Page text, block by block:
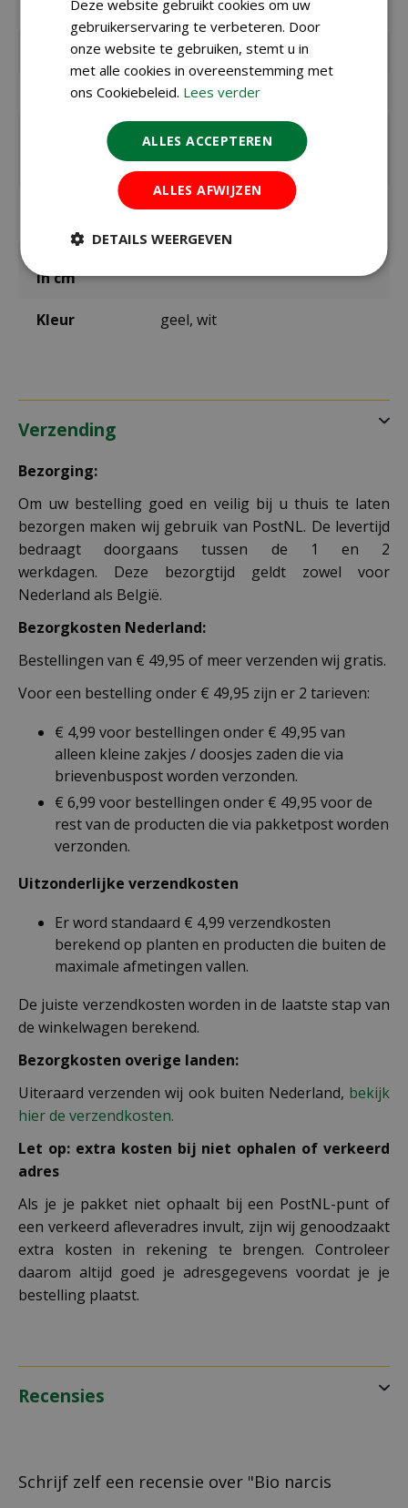
leverancier
Merk Jub
Bolmaat 10/12
september t/m december
april
in cm
Kleur geel, wit
Verzending
Bezorging:
Om uw bestelling goed en veilig bij u thuis te laten
bezorgen maken wij gebruik van PostNL. De levertijd
bedraagt doorgaans tussen de 1 en 2
werkdagen. Deze bezorgtijd geldt zowel voor
Nederland als België.
Bezorgkosten Nederland:
Bestellingen van € 49,95 of meer verzenden wij gratis.
Voor een bestelling onder € 49,95 zijn er 2 tarieven:
€ 4,99 voor bestellingen onder € 49,95 van
alleen kleine zakjes / doosjes zaden die via
brievenbuspost worden verzonden.
€ 6,99 voor bestellingen onder € 49,95 voor de
rest van de producten die via pakketpost worden
verzonden.
Uitzonderlijke verzendkosten
Er word standaard € 4,99 verzendkosten
berekend op planten en producten die buiten de
maximale afmetingen vallen.
De juiste verzendkosten worden in de laatste stap van
de winkelwagen berekend.
Bezorgkosten overige landen:
Uiteraard verzenden wij ook buiten Nederland, bekijk
hier de verzendkosten.
Let op: extra kosten bij niet ophalen of verkeerd
adres
Als je je pakket niet ophaalt bij een PostNL-punt of
een verkeerd afleveradres invult, zijn wij genoodzaakt
extra kosten in rekening te brengen. Controleer
daarom altijd goed je adresgegevens voordat je je
bestelling plaatst.
Recensies
Schrijf zelf een recensie over "Bio narcis
Deze website gebruikt cookies om uw
gebruikerservaring te verbeteren. Door
onze website te gebruiken, stemt u in
met alle cookies in overeenstemming met
ons Cookiebeleid. Lees verder
ALLES ACCEPTEREN
ALLES AFWIJZEN
DETAILS WEERGEVEN